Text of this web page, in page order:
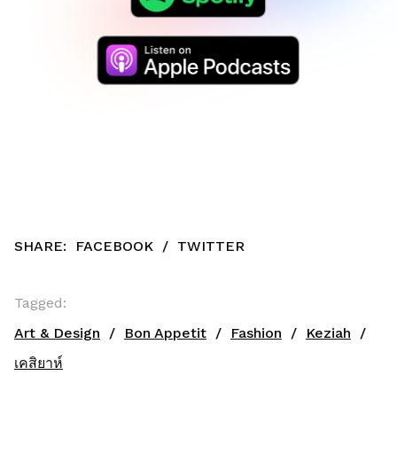
SHARE: FACEBOOK / TWITTER
Tagged:
Art & Design
Bon Appetit Fashion
Keziah
เคสิยาห์